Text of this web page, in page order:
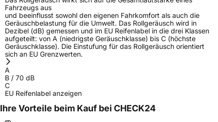
Fahrzeugs aus
und beeinflusst sowohl den eigenen Fahrkomfort als auch die
Geräuschbelastung für die Umwelt. Das Rollgeräusch wird in
Dezibel (dB) gemessen und im EU Reifenlabel in die drei Klassen
aufgeteilt: von A (niedrigste Geräuschklasse) bis C (höchste
Geräuschklasse). Die Einstufung für das Rollgeräusch orientiert
sich an EU Grenzwerten.
A
B / 70 dB
C
EU Reifenlabel anzeigen
Ihre Vorteile beim Kauf bei CHECK24